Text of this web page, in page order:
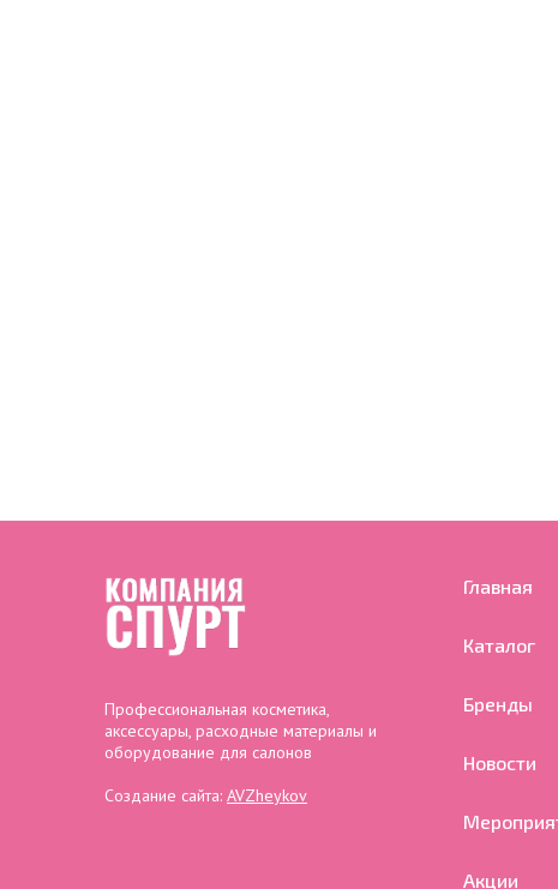
Профессиональная косметика,
аксессуары, расходные материалы и
оборудование для салонов
Создание сайта: AVZheykov
Главная
Каталог
Бренды
Новости
Акции